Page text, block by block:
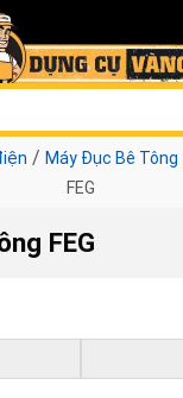
/ Máy Đục Bê Tông
FEG
FEG